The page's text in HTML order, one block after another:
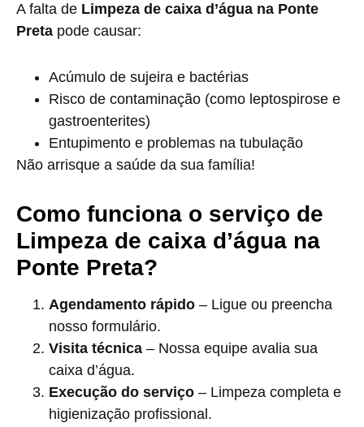
A falta de Limpeza de caixa d’água na Ponte
Preta pode causar:
Acúmulo de sujeira e bactérias
Risco de contaminação (como leptospirose e
gastroenterites)
Entupimento e problemas na tubulação
Não arrisque a saúde da sua família!
Como funciona o serviço de
Limpeza de caixa d’água na
Ponte Preta?
Agendamento rápido – Ligue ou preencha
nosso formulário.
Visita técnica – Nossa equipe avalia sua
caixa d’água.
Execução do serviço – Limpeza completa e
higienização profissional.